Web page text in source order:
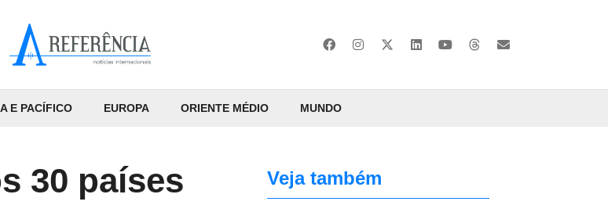
E PACÍFICO EUROPA ORIENTE MÉDIO MUNDO
30 países
Veja também